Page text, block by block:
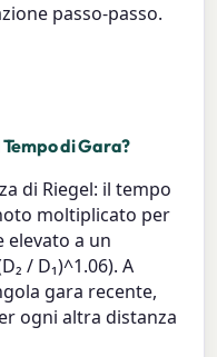
passo-passo.
di Gara?
di Riegel: il tempo
moltiplicato per
a un
/ D₁)^1.06). A
gara recente,
ogni altra distanza